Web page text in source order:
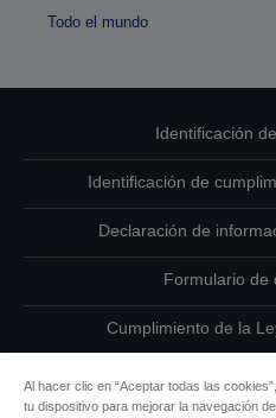
Todo el mundo
Identificación
Identificación de
Declaración de
Formulario de
Cumplimiento de la
Al hacer clic en “Aceptar todas las
tu dispositivo para mejorar la navegación